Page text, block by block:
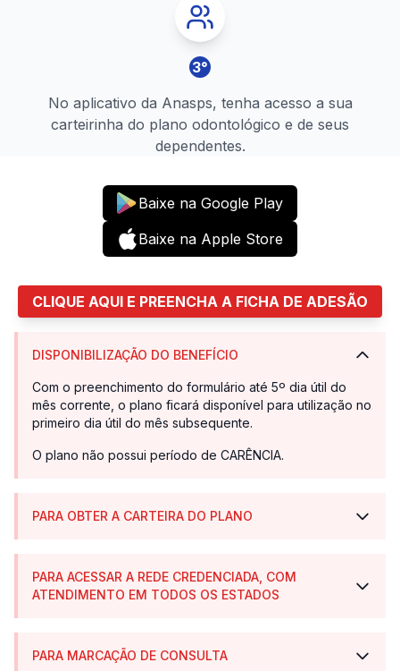
3°
No aplicativo da Anasps, tenha acesso a sua
carteirinha do plano odontológico e de seus
dependentes.
Baixe na Google Play
Baixe na Apple Store
CLIQUE AQUI E PREENCHA A FICHA DE ADESÃO
DISPONIBILIZAÇÃO DO BENEFÍCIO
Com o preenchimento do formulário até 5º dia útil do
mês corrente, o plano ficará disponível para utilização no
primeiro dia útil do mês subsequente.
O plano não possui período de CARÊNCIA.
PARA OBTER A CARTEIRA DO PLANO
PARA ACESSAR A REDE CREDENCIADA, COM
ATENDIMENTO EM TODOS OS ESTADOS
PARA MARCAÇÃO DE CONSULTA